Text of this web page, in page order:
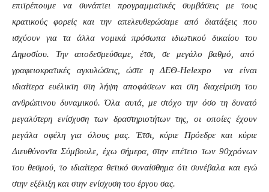
επιτρέπουμε να συνάπτει προγραμματικές συμβάσεις με τους
κρατικούς φορείς και την απελευθερώσαμε από διατάξεις που
ισχύουν για τα άλλα νομικά πρόσωπα ιδιωτικού δικαίου του
Δημοσίου. Την αποδεσμεύσαμε, έτσι, σε μεγάλο βαθμό, από
γραφειοκρατικές αγκυλώσεις, ώστε η ΔΕΘ-Helexpo να είναι
ιδιαίτερα ευέλικτη στη λήψη αποφάσεων και στη διαχείριση του
ανθρώπινου δυναμικού. Όλα αυτά, με στόχο την όσο τη δυνατό
μεγαλύτερη ενίσχυση των δραστηριοτήτων της, οι οποίες έχουν
μεγάλα οφέλη για όλους μας. Έτσι, κύριε Πρόεδρε και κύριε
Διευθύνοντα Σύμβουλε, έχω σήμερα, στην επέτειο των 90χρόνων
του θεσμού, το ιδιαίτερα θετικό συναίσθημα ότι συνέβαλα και εγώ
στην εξέλιξη και στην ενίσχυση του έργου σας.